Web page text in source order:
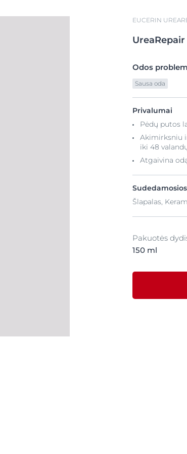
EUCERIN
UreaRepair
Odos
Sausa oda
Privalumai
Pėdų putos
Akimirksniu
iki 48
Atgaivina
Šlapalas,
Pakuotės
150 ml